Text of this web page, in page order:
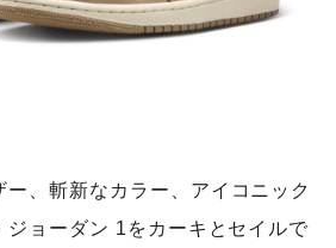
、斬新なカラー、アイコニック
ジョーダン 1をカーキとセイルで